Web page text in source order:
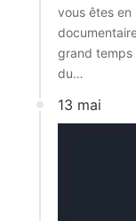
vous êtes en
grand temps
du…
13 mai